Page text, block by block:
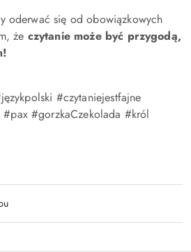
oderwać się od obowiązkowych
że czytanie może być przygodą,
#czytaniejestfajne
#gorzkaCzekolada #król